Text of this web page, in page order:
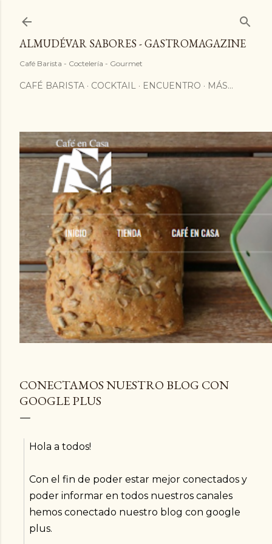
ALMUDÉVAR SABORES - GASTROMAGAZINE
Café Barista - Coctelería - Gourmet
CAFÉ BARISTA COCKTAIL ENCUENTRO MÁS…
CONECTAMOS NUESTRO BLOG CON
GOOGLE PLUS
Hola a todos!
Con el fin de poder estar mejor conectados y
poder informar en todos nuestros canales
hemos conectado nuestro blog con google
plus.